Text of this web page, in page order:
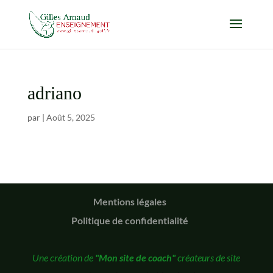
adriano
par | Août 5, 2025
Mentions légales
Politique de confidentialité
Une création de "Mon site de coach"créateurs de site